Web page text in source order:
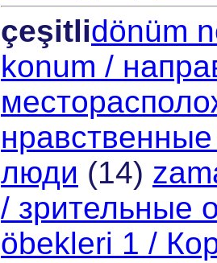
çeşitlidönüm
konum /
нравственные
люди (14)
/ зрительные
öbekleri 1 /